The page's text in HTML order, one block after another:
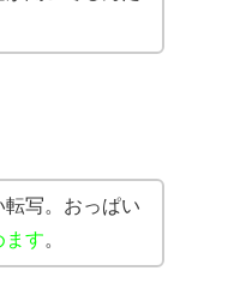
写。おっぱい
ます。